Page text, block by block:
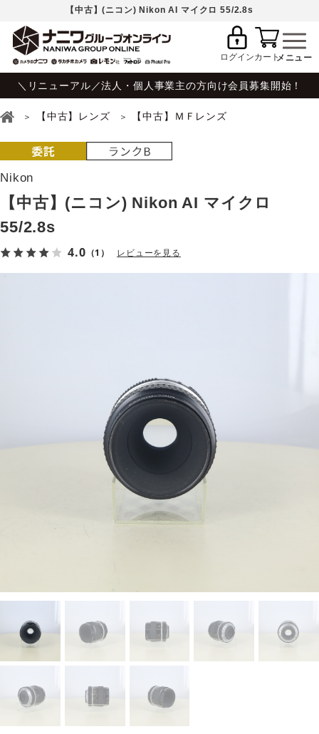
【中古】(ニコン) Nikon AI マイクロ 55/2.8s
ログインカート
＼リニューアル／法人・個人事業主の方向け会員募集開始！
【中古】レンズ 【中古】ＭＦレンズ
Nikon
【中古】(ニコン) Nikon AI マイクロ
55/2.8s
4.0 （1） レビューを見る